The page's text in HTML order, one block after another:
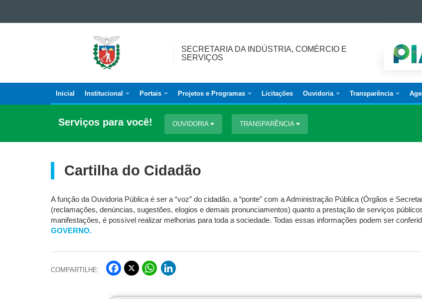
SECRETARIA
INDÚSTRIA,
E
SERVIÇOS
SECRETARIA DA INDÚSTRIA, COMÉRCIO E
SERVIÇOS
Navegação
principal
Inicial Institucional Portais Projetos e Programas Licitações Ouvidoria Transparência
Serviços para você! OUVIDORIA TRANSPARÊNCIA
Cartilha do Cidadão
A função da Ouvidoria Pública é ser a “voz” do cidadão, a “ponte” com a Administração Pública (Órgãos e
(reclamações, denúncias, sugestões, elogios e demais pronunciamentos) quanto a prestação de serviços
manifestações, é possível realizar melhorias para toda a sociedade. Todas essas informações podem ser
GOVERNO.
COMPARTILHE:
Fa
tter
Wh